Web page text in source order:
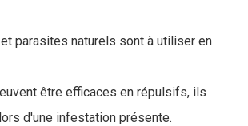
parasites naturels sont à utiliser en
être efficaces en répulsifs, ils
d'une infestation présente.